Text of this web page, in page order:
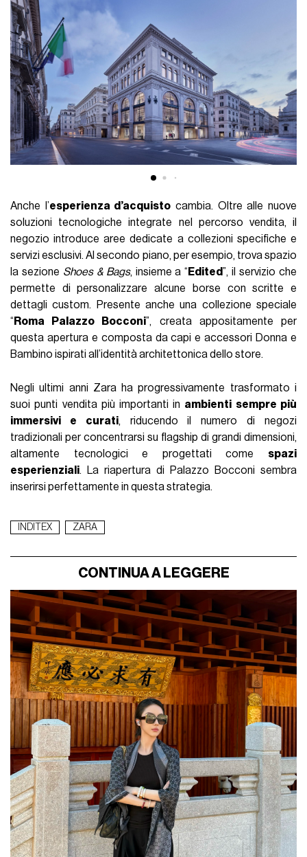
Anche l’esperienza d’acquisto cambia. Oltre alle nuove
soluzioni tecnologiche integrate nel percorso vendita, il
negozio introduce aree dedicate a collezioni specifiche e
servizi esclusivi. Al secondo piano, per esempio, trova spazio
la sezione Shoes & Bags, insieme a “ Edited”, il servizio che
permette di personalizzare alcune borse con scritte e
dettagli custom. Presente anche una collezione speciale
“ Roma Palazzo Bocconi”, creata appositamente per
questa apertura e composta da capi e accessori Donna e
Bambino ispirati all’identità architettonica dello store.
Negli ultimi anni Zara ha progressivamente trasformato i
suoi punti vendita più importanti in ambienti sempre più
immersivi e curati, riducendo il numero di negozi
tradizionali per concentrarsi su flagship di grandi dimensioni,
altamente tecnologici e progettati come spazi
esperienziali. La riapertura di Palazzo Bocconi sembra
inserirsi perfettamente in questa strategia.
INDITEX ZARA
CONTINUA A LEGGERE